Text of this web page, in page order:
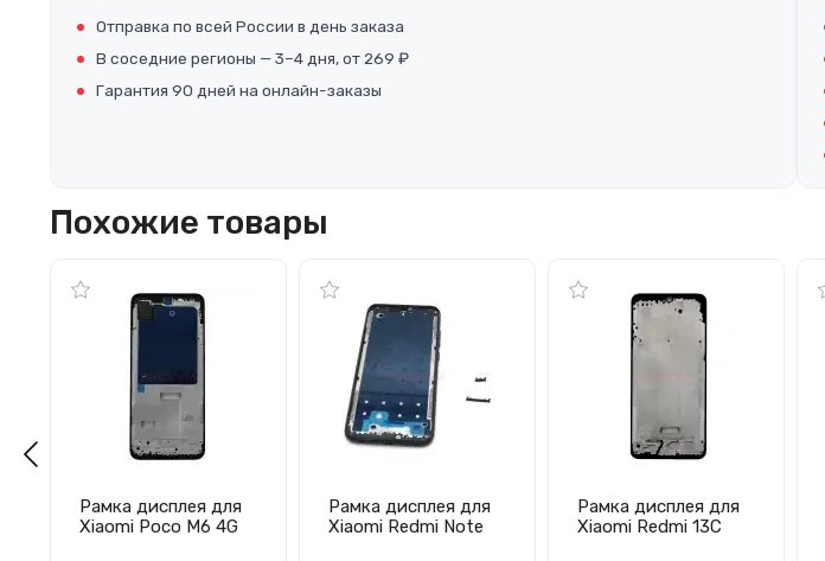
Отправка по всей России в день заказа
В соседние регионы — 3–4 дня, от 269 ₽
Гарантия 90 дней на онлайн-заказы
Похожие товары
Рамка дисплея для
Xiaomi Poco M6 4G
Рамка дисплея для
Xiaomi Redmi Note
Рамка дисплея для
Xiaomi Redmi 13C